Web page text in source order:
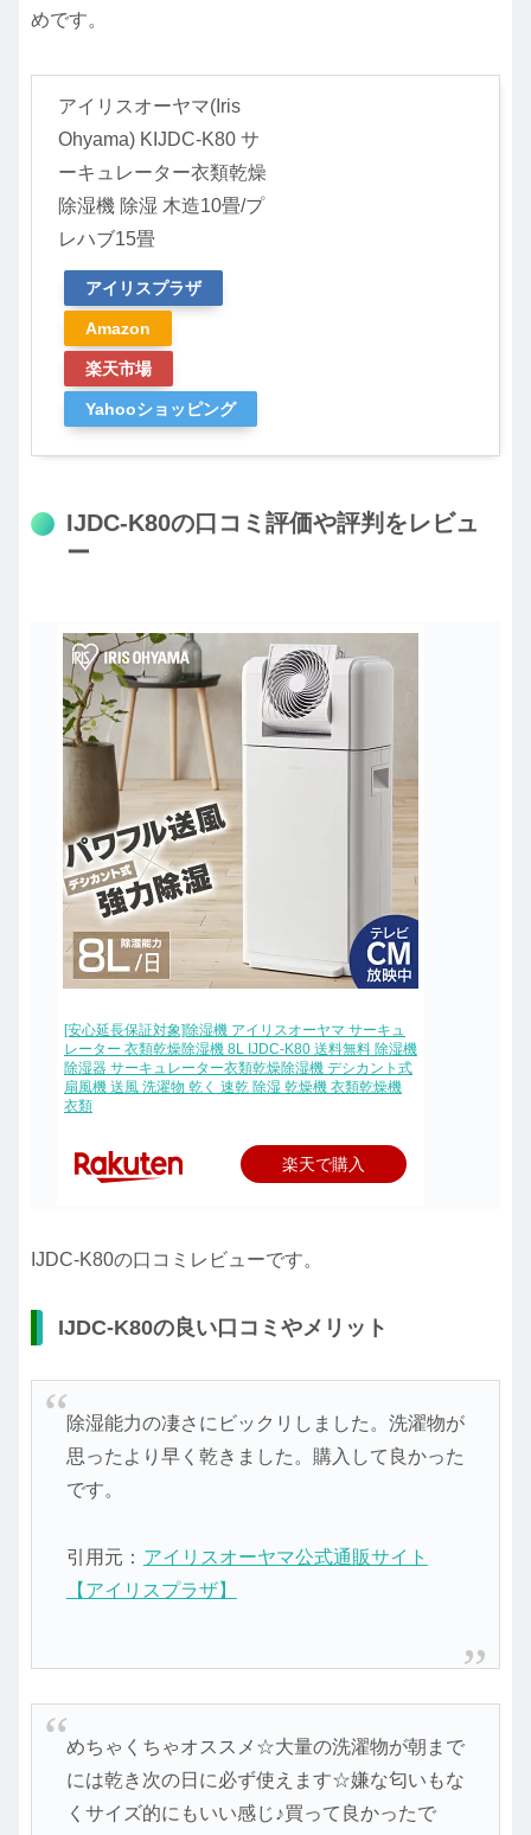
めです。
アイリスオーヤマ(Iris
Ohyama) KIJDC-K80 サ
ーキュレーター衣類乾燥
除湿機 除湿 木造10畳/プ
レハブ15畳
アイリスプラザ
Amazon
楽天市場
Yahooショッピング
IJDC-K80の口コミ評価や評判をレビュ
ー
[安心延長保証対象]除湿機 アイリスオーヤマ サーキュ
レーター 衣類乾燥除湿機 8L IJDC-K80 送料無料 除湿機
除湿器 サーキュレーター衣類乾燥除湿機 デシカント式
扇風機 送風 洗濯物 乾く 速乾 除湿 乾燥機 衣類乾燥機
衣類
楽天で購入
IJDC-K80の口コミレビューです。
IJDC-K80の良い口コミやメリット
除湿能力の凄さにビックリしました。洗濯物が
思ったより早く乾きました。購入して良かった
です。
引用元： アイリスオーヤマ公式通販サイト
【アイリスプラザ】
めちゃくちゃオススメ☆大量の洗濯物が朝まで
には乾き次の日に必ず使えます☆嫌な匂いもな
くサイズ的にもいい感じ♪買って良かったで